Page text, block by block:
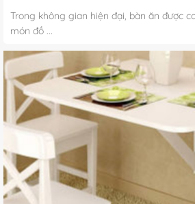
Trong không gian hiện đại, bàn ăn được
món đồ ...